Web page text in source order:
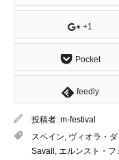
+1
Pocket
feedly
投稿者: m-festival
スペイン, ヴィオラ・
Savall , エルンスト・フ